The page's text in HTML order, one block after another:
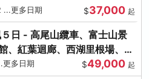
更多日期 $37,000 起
日 - 高尾山纜車、富士山景
、紅葉迴廊、西湖里根場、銀
更多日期 $49,000 起